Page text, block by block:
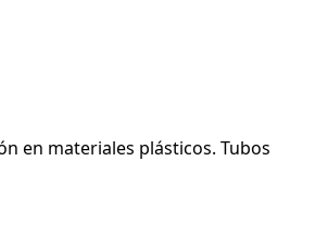
en materiales plásticos. Tubos